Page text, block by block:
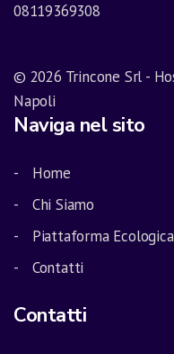
08119369308
© 2026 Trincone Srl -
Napoli
Naviga nel sito
Home
Chi Siamo
Piattaforma Ecologica
Contatti
Contatti